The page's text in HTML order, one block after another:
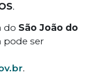
.
do São João do
ser
.